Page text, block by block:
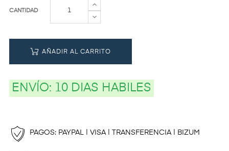
CANTIDAD
AÑADIR AL CARRITO
ENVÍO: 10 DIAS HABILES
PAGOS: PAYPAL | VISA | TRANSFERENCIA | BIZUM